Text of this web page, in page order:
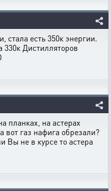
стала есть 350к энергии.
330к Дистилляторов
планках, на астерах
газ нафига обрезали?
Вы не в курсе то астера